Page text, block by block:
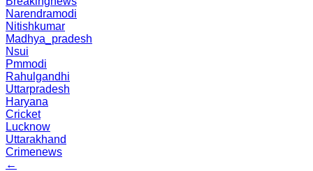
Narendramodi
Nitishkumar
Madhya_pradesh
Nsui
Pmmodi
Rahulgandhi
Uttarpradesh
Haryana
Cricket
Lucknow
Uttarakhand
Crimenews
←